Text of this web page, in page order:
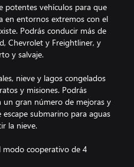
potentes vehículos para que
en entornos extremos con el
Podrás conducir más de
Chevrolet y Freightliner, y
y salvaje.
nieve y lagos congelados
y misiones. Podrás
gran número de mejoras y
submarino para aguas
la nieve.
modo cooperativo de 4